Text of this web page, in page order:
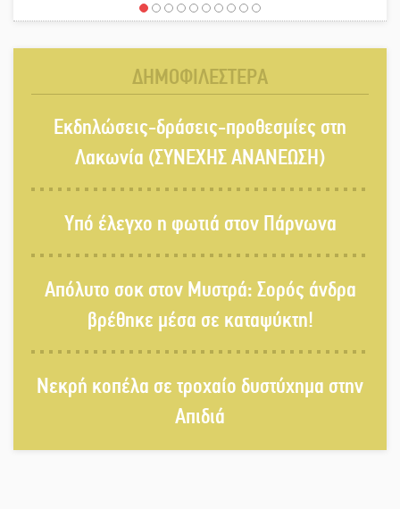
Τα ζάρια παίρνουν «φωτιά» στην
Βραστού» στη Σοχά
τραπέζι του δημόσιου διαλόγου
Πολιτισμός και παράδοση δίνουν
ραντεβού στην Αγόριανη
Η Σοχά ετοιμάζεται για ένα
δυναμικό καλοκαιρινό party
ΔΗΜΟΦΙΛΕΣΤΕΡΑ
Εκδηλώσεις-δράσεις-προθεσμίες στη
Λακωνία (ΣΥΝΕΧΗΣ ΑΝΑΝΕΩΣΗ)
Υπό έλεγχο η φωτιά στον Πάρνωνα
Απόλυτο σοκ στον Μυστρά: Σορός άνδρα
βρέθηκε μέσα σε καταψύκτη!
Νεκρή κοπέλα σε τροχαίο δυστύχημα στην
Απιδιά